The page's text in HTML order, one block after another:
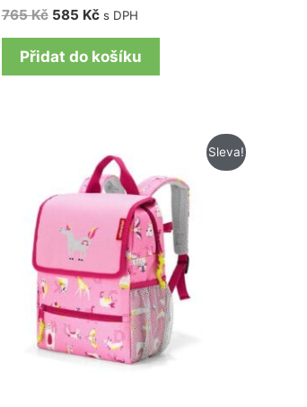
765Kč 585 Kč s DPH
Přidat do košíku
Sleva!
byla:
765 Kč.
cena
je:
585 Kč.